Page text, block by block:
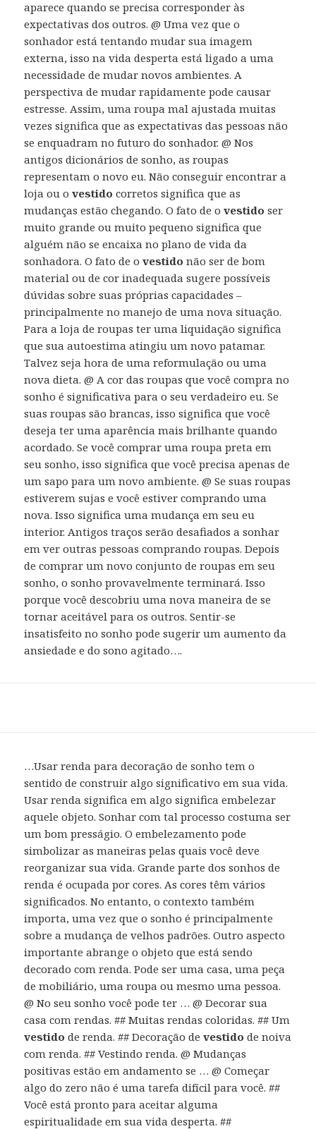
aparece quando se precisa corresponder às
expectativas dos outros. @ Uma vez que o
sonhador está tentando mudar sua imagem
externa, isso na vida desperta está ligado a uma
necessidade de mudar novos ambientes. A
perspectiva de mudar rapidamente pode causar
estresse. Assim, uma roupa mal ajustada muitas
vezes significa que as expectativas das pessoas não
se enquadram no futuro do sonhador. @ Nos
antigos dicionários de sonho, as roupas
representam o novo eu. Não conseguir encontrar a
loja ou ovestido corretos significa que as
mudanças estão chegando. O fato de ovestido ser
muito grande ou muito pequeno significa que
alguém não se encaixa no plano de vida da
sonhadora. O fato de ovestido não ser de bom
material ou de cor inadequada sugere possíveis
dúvidas sobre suas próprias capacidades –
principalmente no manejo de uma nova situação.
Para a loja de roupas ter uma liquidação significa
que sua autoestima atingiu um novo patamar.
Talvez seja hora de uma reformulação ou uma
nova dieta. @ A cor das roupas que você compra no
sonho é significativa para o seu verdadeiro eu. Se
suas roupas são brancas, isso significa que você
deseja ter uma aparência mais brilhante quando
acordado. Se você comprar uma roupa preta em
seu sonho, isso significa que você precisa apenas de
um sapo para um novo ambiente. @ Se suas roupas
estiverem sujas e você estiver comprando uma
nova. Isso significa uma mudança em seu eu
interior. Antigos traços serão desafiados a sonhar
em ver outras pessoas comprando roupas. Depois
de comprar um novo conjunto de roupas em seu
sonho, o sonho provavelmente terminará. Isso
porque você descobriu uma nova maneira de se
tornar aceitável para os outros. Sentir-se
insatisfeito no sonho pode sugerir um aumento da
ansiedade e do sono agitado….
…Usar renda para decoração de sonho tem o
sentido de construir algo significativo em sua vida.
Usar renda significa em algo significa embelezar
aquele objeto. Sonhar com tal processo costuma ser
um bom presságio. O embelezamento pode
simbolizar as maneiras pelas quais você deve
reorganizar sua vida. Grande parte dos sonhos de
renda é ocupada por cores. As cores têm vários
significados. No entanto, o contexto também
importa, uma vez que o sonho é principalmente
sobre a mudança de velhos padrões. Outro aspecto
importante abrange o objeto que está sendo
decorado com renda. Pode ser uma casa, uma peça
de mobiliário, uma roupa ou mesmo uma pessoa.
@ No seu sonho você pode ter … @ Decorar sua
casa com rendas. ## Muitas rendas coloridas. ## Um
vestido de renda. ## Decoração devestido de noiva
com renda. ## Vestindo renda. @ Mudanças
positivas estão em andamento se … @ Começar
algo do zero não é uma tarefa difícil para você. ##
Você está pronto para aceitar alguma
espiritualidade em sua vida desperta. ##